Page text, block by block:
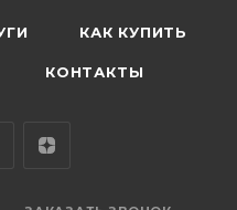
КАК КУПИТЬ
КОНТАКТЫ